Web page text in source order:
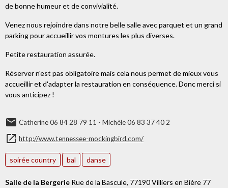
de bonne humeur et de convivialité.
Venez nous rejoindre dans notre belle salle avec parquet et un grand
parking pour accueillir vos montures les plus diverses.
Petite restauration assurée.
Réserver n'est pas obligatoire mais cela nous permet de mieux vous
accueillir et d'adapter la restauration en conséquence. Donc merci si
vous anticipez !
Catherine 06 84 28 79 11 - Michèle 06 83 37 40 2
http://www.tennessee-mockingbird.com/
soirée country bal danse
Salle de la Bergerie Rue de la Bascule, 77190 Villiers en Bière 77